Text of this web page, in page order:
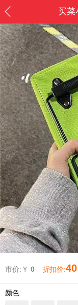
买菜
便携
市价:￥ 0 折扣价:40
颜色: